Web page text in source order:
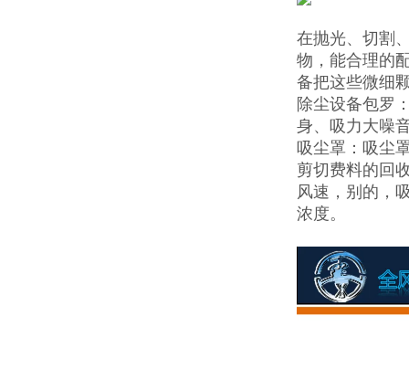
在抛光、切割
物，能合理的
备把这些微细
除尘设备包罗
身、吸力大噪
吸尘罩：吸尘
剪切费料的回
风速，别的，
浓度。